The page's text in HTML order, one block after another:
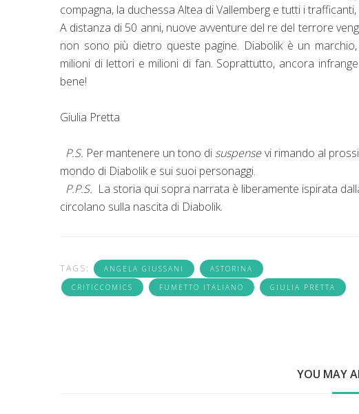
compagna, la duchessa Altea di Vallemberg e tutti i
A distanza di 50 anni, nuove avventure del re del terrore
non sono più dietro queste pagine. Diabolik è un
milioni di lettori e milioni di fan. Soprattutto, ancora
bene!
Giulia Pretta
P.S. Per mantenere un tono di suspensevi rimando al
mondo di Diabolik e sui suoi personaggi.
P.P.S. La storia qui sopra narrata è liberamente ispirata
circolano sulla nascita di Diabolik.
TAGS: ANGELA GIUSSANI
ASTORINA
CRITICCOMICS
FUMETTO ITALIANO GIULIA PRETTA
YOU MAY